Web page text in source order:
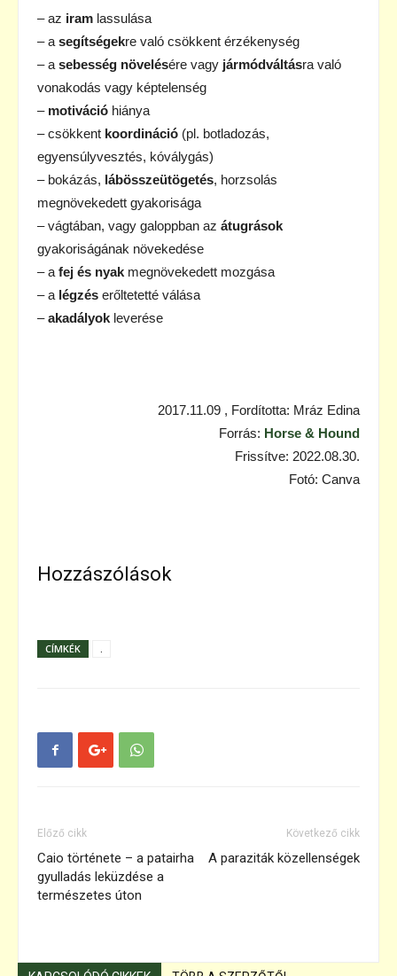
– az iram lassulása
– a segítségekre való csökkent érzékenység
– a sebesség növelésére vagy jármódváltásra való
vonakodás vagy képtelenség
– motiváció hiánya
– csökkent koordináció (pl. botladozás,
egyensúlyvesztés, kóválygás)
– bokázás, lábösszeütögetés, horzsolás
megnövekedett gyakorisága
– vágtában, vagy galoppban az átugrások
gyakoriságának növekedése
– a fej és nyak megnövekedett mozgása
– a légzés erőltetetté válása
–akadályok leverése
2017.11.09 , Fordította: Mráz Edina
Forrás: Horse & Hound
Frissítve: 2022.08.30.
Fotó: Canva
Hozzászólások
CÍMKÉK .
Előző cikk
Caio története – a patairha
gyulladás leküzdése a
természetes úton
Következő cikk
A paraziták közellenségek